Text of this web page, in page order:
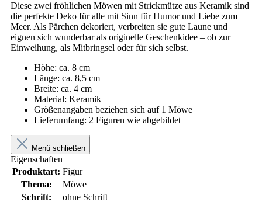
Diese zwei fröhlichen Möwen mit Strickmütze aus Keramik sind
die perfekte Deko für alle mit Sinn für Humor und Liebe zum
Meer. Als Pärchen dekoriert, verbreiten sie gute Laune und
eignen sich wunderbar als originelle Geschenkidee – ob zur
Einweihung, als Mitbringsel oder für sich selbst.
Höhe: ca. 8 cm
Länge: ca. 8,5 cm
Breite: ca. 4 cm
Material: Keramik
Größenangaben beziehen sich auf 1 Möwe
Lieferumfang: 2 Figuren wie abgebildet
Menü schließen
Eigenschaften
Produktart: Figur
Thema:
Möwe
Schrift:
ohne Schrift